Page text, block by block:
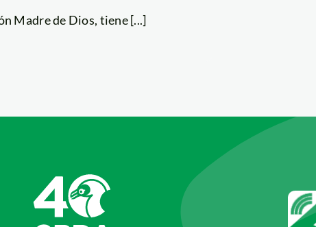
Madre de Dios, tiene [...]